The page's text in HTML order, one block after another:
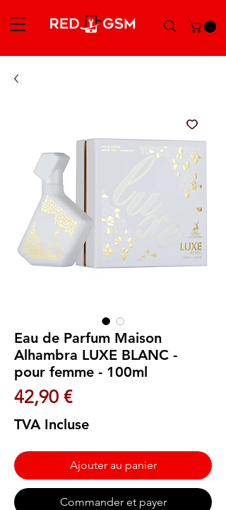
Eau de Parfum Maison
Alhambra LUXE BLANC -
pour femme - 100ml
42,90 €Prix
TVA Incluse
Ajouter au panier
Commander et payer